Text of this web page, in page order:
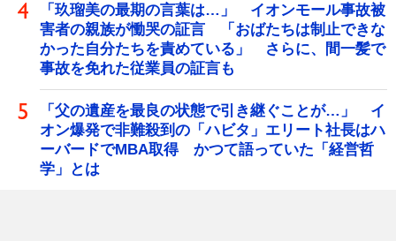
「玖瑠美の最期の言葉は…」 イオンモール事故被
害者の親族が慟哭の証言 「おばたちは制止できな
かった自分たちを責めている」 さらに、間一髪で
事故を免れた従業員の証言も
「父の遺産を最良の状態で引き継ぐことが…」 イ
オン爆発で非難殺到の「ハビタ」エリート社長はハ
ーバードでMBA取得 かつて語っていた「経営哲
学」とは